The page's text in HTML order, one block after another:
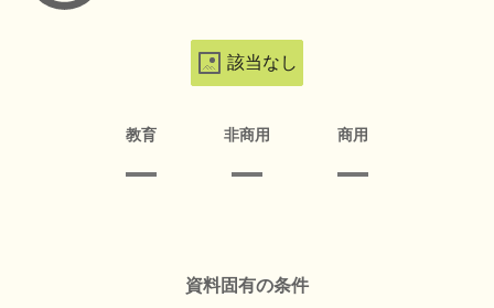
該当なし
教育 非商用 商用
資料固有の条件